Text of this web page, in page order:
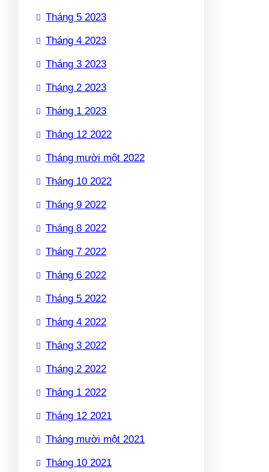
Tháng 5 2023
Tháng 4 2023
Tháng 3 2023
Tháng 2 2023
Tháng 1 2023
Tháng 12 2022
Tháng mười một 2022
Tháng 10 2022
Tháng 9 2022
Tháng 8 2022
Tháng 7 2022
Tháng 6 2022
Tháng 5 2022
Tháng 4 2022
Tháng 3 2022
Tháng 2 2022
Tháng 1 2022
Tháng 12 2021
Tháng mười một 2021
Tháng 10 2021